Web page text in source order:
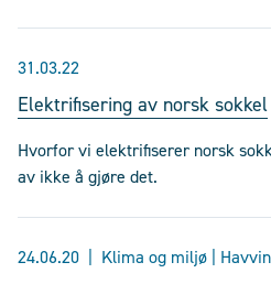
31.03.22
Elektrifisering av norsk sokkel
Hvorfor vi elektrifiserer norsk
av ikke å gjøre det.
24.06.20 Klima og miljø |